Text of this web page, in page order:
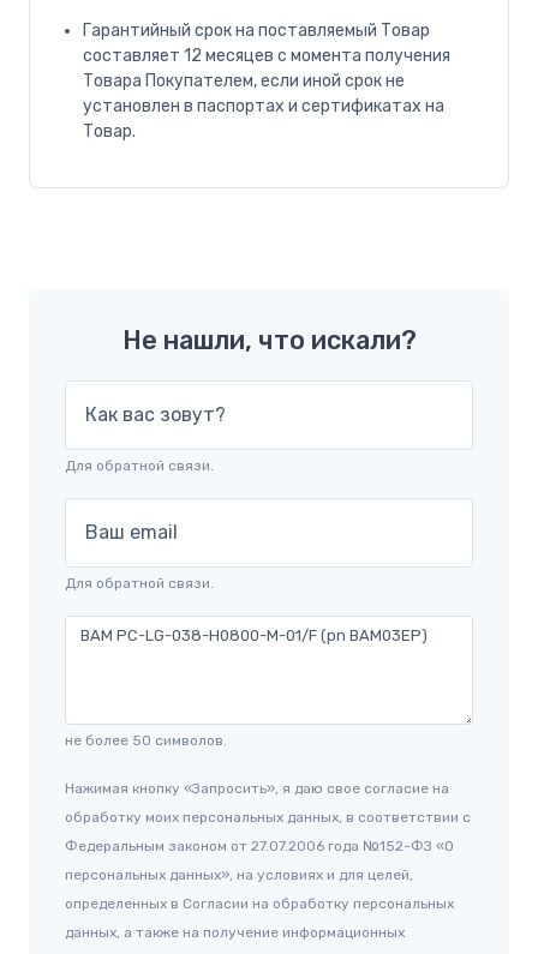
Гарантийный срок на поставляемый Товар
составляет 12 месяцев с момента получения
Товара Покупателем, если иной срок не
установлен в паспортах и сертификатах на
Товар.
Не нашли, что искали?
Как вас зовут?
Для обратной связи.
Ваш email
Для обратной связи.
не более 50 символов.
Нажимая кнопку «Запросить», я даю свое согласие на
обработку моих персональных данных, в соответствии с
Федеральным законом от 27.07.2006 года №152-ФЗ «О
персональных данных», на условиях и для целей,
определенных в Согласии на обработку персональных
данных, а также на получение информационных